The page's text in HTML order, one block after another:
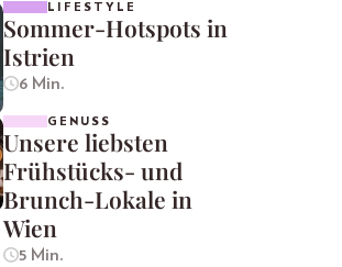
LIFESTYLE
Sommer-Hotspots in
Istrien
6 Min.
GENUSS
Unsere liebsten
Frühstücks- und
Brunch-Lokale in
Wien
5 Min.